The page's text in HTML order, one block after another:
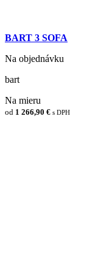
BART 3 SOFA
Na objednávku
bart
Na mieru
od 1 266,90 € s DPH